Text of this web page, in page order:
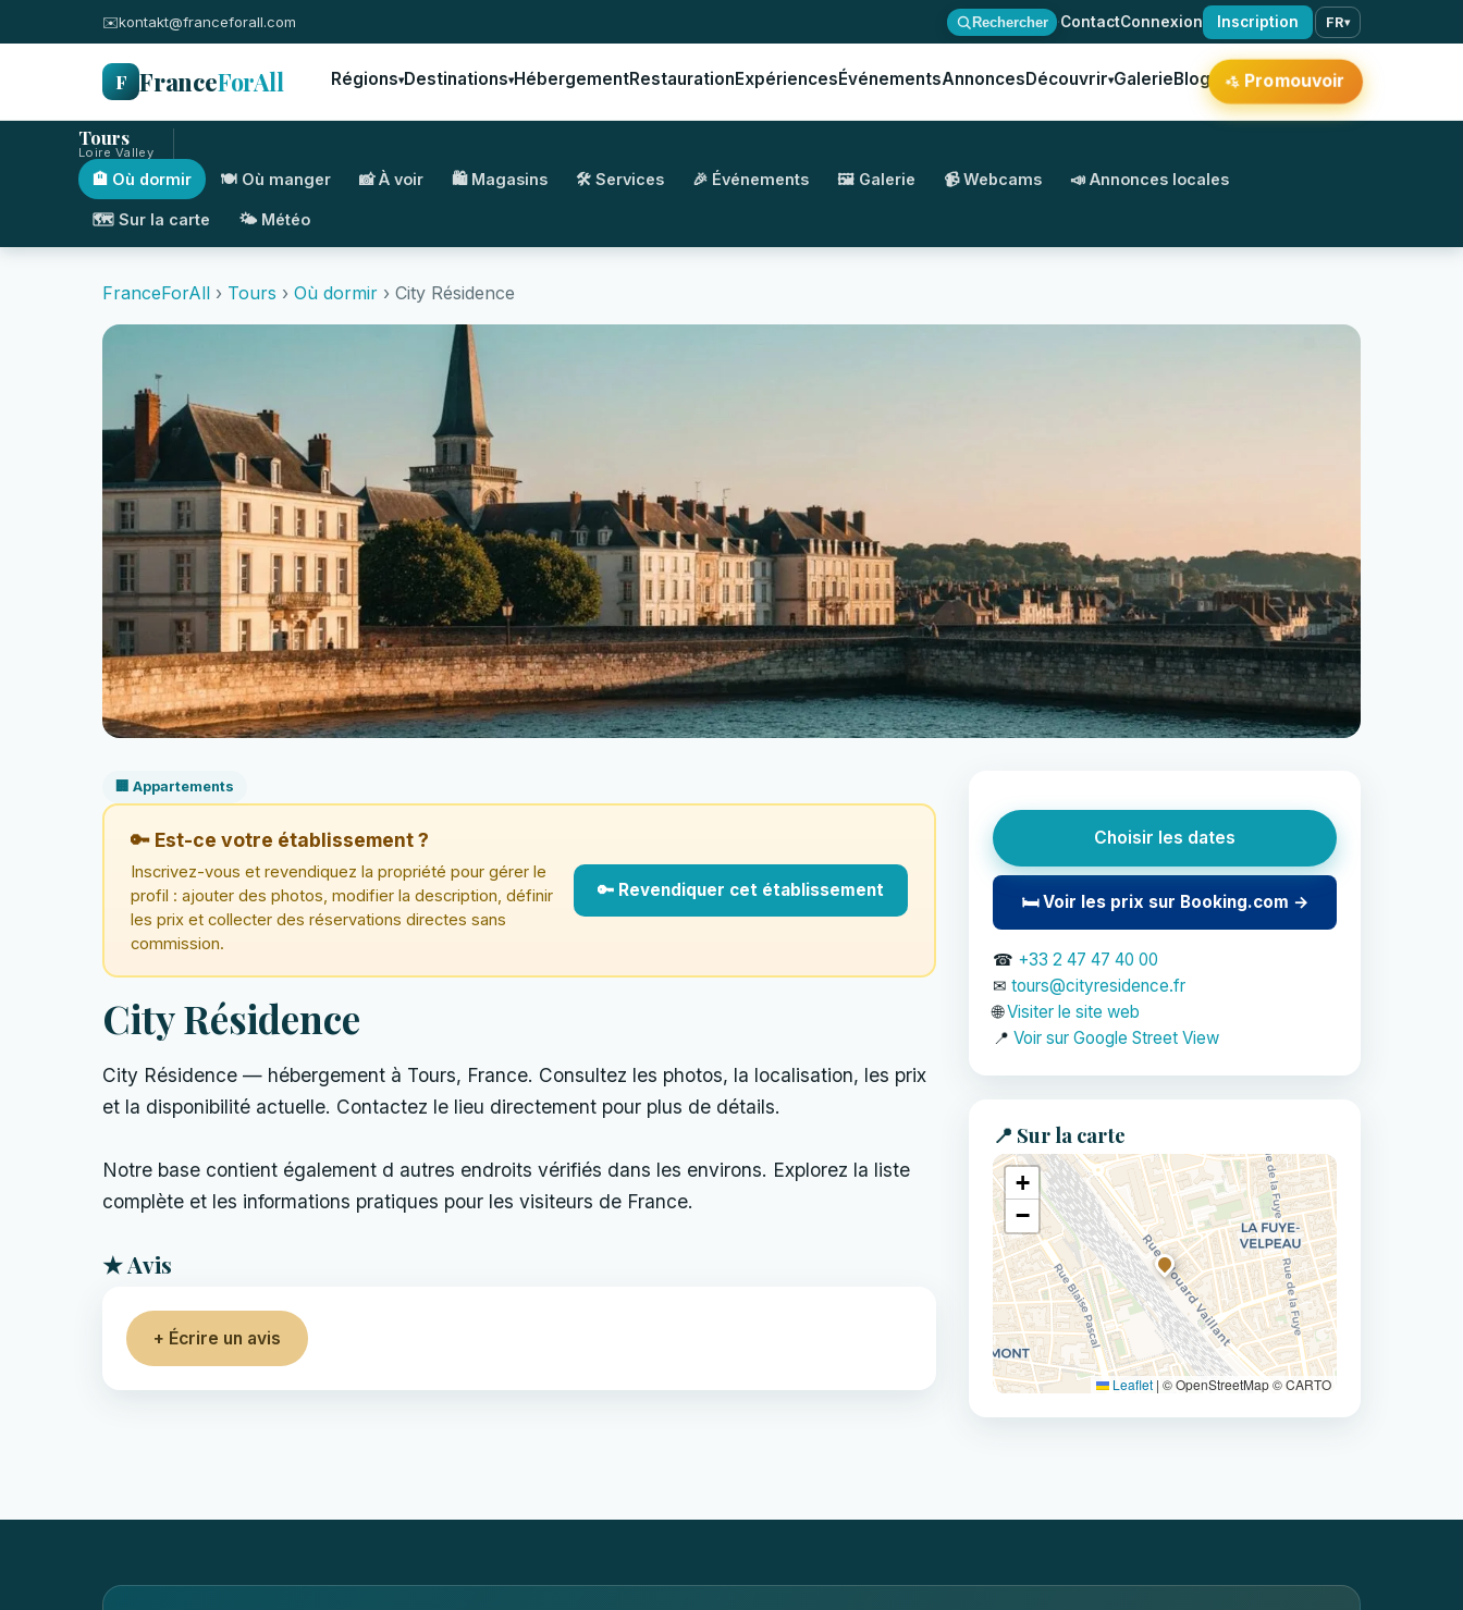
✉️kontakt@franceforall.com Rechercher ·ContactConnexion Inscription FR▾
F FranceForAll Régions▾Destinations▾HébergementRestaurationExpériencesÉvénementsAnnoncesDécouvrir▾GalerieBlog ✨Promouvoir
Tours
Loire Valley
🏨 Où dormir 🍽️ Où manger 📸 À voir 🛍️ Magasins 🛠️ Services 🎉 Événements 🖼️ Galerie 📹 Webcams 📣 Annonces locales
🗺️ Sur la carte 🌤️ Météo
FranceForAll › Tours › Où dormir › City Résidence
🏢 Appartements
🔑 Est-ce votre établissement ?
Inscrivez-vous et revendiquez la propriété pour gérer le
profil : ajouter des photos, modifier la description, définir
les prix et collecter des réservations directes sans
commission.
🔑 Revendiquer cet établissement
City Résidence
City Résidence — hébergement à Tours, France. Consultez les photos, la localisation, les prix
et la disponibilité actuelle. Contactez le lieu directement pour plus de détails.
Notre base contient également d autres endroits vérifiés dans les environs. Explorez la liste
complète et les informations pratiques pour les visiteurs de France.
★ Avis
+ Écrire un avis
Choisir les dates
🛏 Voir les prix sur Booking.com →
☎ +33 2 47 47 40 00
✉ tours@cityresidence.fr
🌐Visiter le site web
📍 Voir sur Google Street View
📍 Sur la carte
+
−
Leaflet | © OpenStreetMap © CARTO